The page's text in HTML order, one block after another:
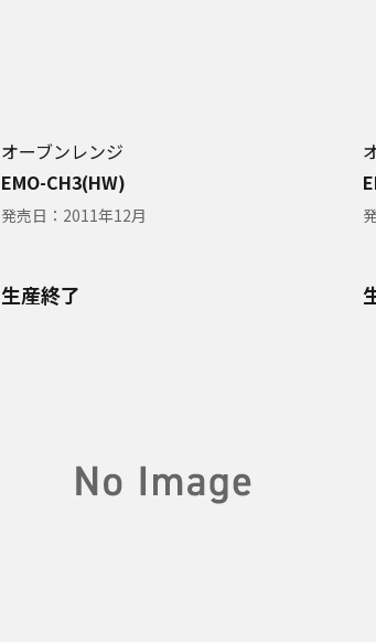
オーブンレンジ
EMO-CH3(HW)
発売日： 2011年12月
生産終了